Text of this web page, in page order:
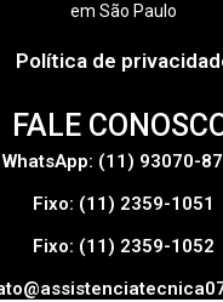
em São Paulo
Política de
FALE
WhatsApp: (11) 93070-
Fixo: (11) 2359-1051
Fixo: (11) 2359-1052